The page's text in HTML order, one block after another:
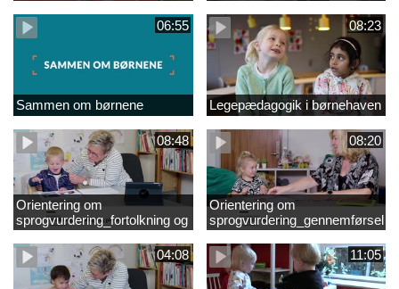
06:55
Sammen om børnene
08:23
Legepædagogik i børnehaven
08:48
Orientering om
sprogvurdering_fortolkning og
opfølgning
08:20
Orientering om
sprogvurdering_gennemførsel
04:08 11:05